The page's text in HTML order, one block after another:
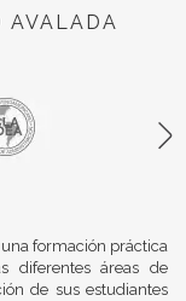
AVALADA
formación práctica
diferentes áreas de
de sus estudiantes